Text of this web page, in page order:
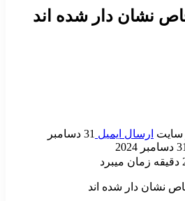
سایت ارسال ایمیل
31 دسامبر